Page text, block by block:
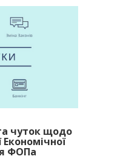
чуток щодо
ФОПа